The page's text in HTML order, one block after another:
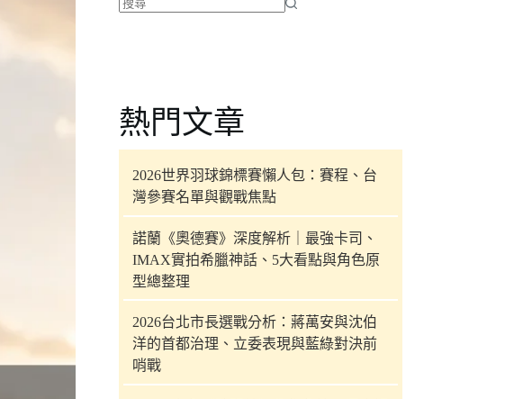
合
條
件
果
熱門文章
2026世界羽球錦標賽懶人包：賽程、台
灣參賽名單與觀戰焦點
諾蘭《奧德賽》深度解析｜最強卡司、
IMAX實拍希臘神話、5大看點與角色原
型總整理
2026台北市長選戰分析：蔣萬安與沈伯
洋的首都治理、立委表現與藍綠對決前
哨戰